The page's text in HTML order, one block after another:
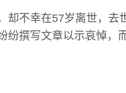
却不幸在57岁离世，去
纷撰写文章以示哀悼，